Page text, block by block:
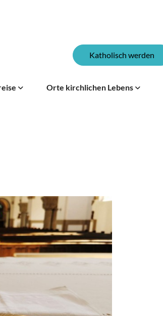
Katholisch werden
Orte kirchlichen Lebens